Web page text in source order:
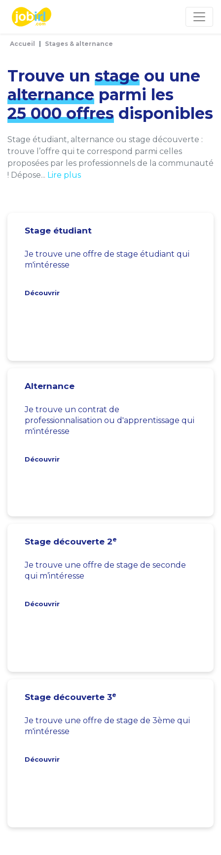
Accueil Stages & alternance
Trouve un stage ou une
alternance parmi les
25 000 offres disponibles
Stage étudiant, alternance ou stage découverte :
trouve l’offre qui te correspond parmi celles
proposées par les professionnels de la communauté
! Dépose... Lire plus
Stage étudiant
Je trouve une offre de stage étudiant qui
m'intéresse
Découvrir
Alternance
Je trouve un contrat de
professionnalisation ou d'apprentissage qui
m'intéresse
Découvrir
Stage découverte 2e
Je trouve une offre de stage de seconde
qui m’intéresse
Découvrir
Stage découverte 3e
Je trouve une offre de stage de 3ème qui
m'intéresse
Découvrir
Panneau de gestion des cookies